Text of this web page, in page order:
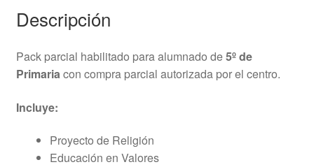
Descripción
Pack parcial habilitado para alumnado de5º de
Primariacon compra parcial autorizada por el centro.
Incluye:
Proyecto de Religión
Educación en Valores